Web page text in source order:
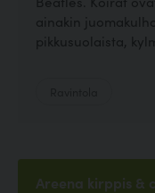
ainakin
pikkusuolaista,
Areena kirppis &